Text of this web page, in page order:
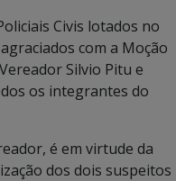
Civis lotados no
agraciados com a Moção
Silvio Pitu e
os integrantes do
é em virtude da
dos dois suspeitos